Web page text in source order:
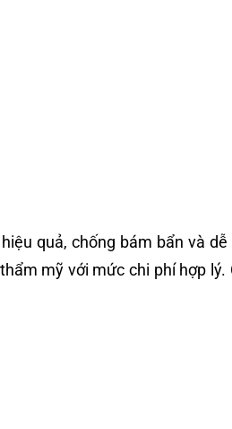
quả, chống bám bẩn và
mỹ với mức chi phí hợp